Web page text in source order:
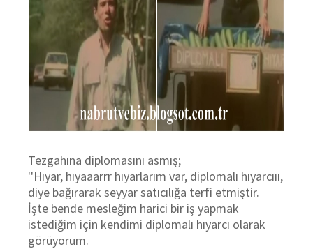
Tezgahına diplomasını asmış;
''Hıyar, hıyaaarrr hıyarlarım var, diplomalı hıyarcııı,
diye bağırarak seyyar satıcılığa terfi etmiştir.
İşte bende mesleğim harici bir iş yapmak
istediğim için kendimi diplomalı hıyarcı olarak
görüyorum.